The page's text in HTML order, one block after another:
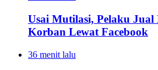
Usai Mutilasi, Pelaku
Korban Lewat Facebook
36 menit lalu